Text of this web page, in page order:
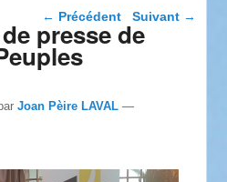
Navigation dans les
← Précédent Suivant →
presse de
Joan Pèire LAVAL —